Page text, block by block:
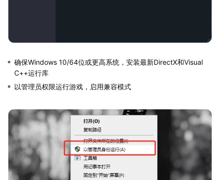
确保Windows 10/64位或更高系统，安装最新DirectX和Visual
C++运行库
以管理员权限运行游戏，启用兼容模式